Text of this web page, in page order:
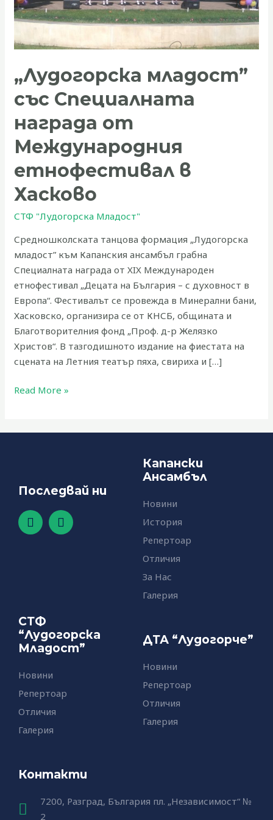
„Лудогорска младост”
със Специалната
награда от
Международния
етнофестивал в
Хасково
СТФ "Лудогорска Младост"
Средношколската танцова формация „Лудогорска
младост” към Капанския ансамбъл грабна
Специалната награда от XIX Международен
етнофестивал „Децата на България – с духовност в
Европа“. Фестивалът се провежда в Минерални бани,
Хасковско, организира се от КНСБ, общината и
Благотворителния фонд „Проф. д-р Желязко
Христов“. В тазгодишното издание на фиестата на
сцената на Летния театър пяха, свириха и […]
Международния
етнофестивал
в
Read More »
Последвай ни
F
a
c
-
f
Y
o
u
Капански
Ансамбъл
Новини
История
Репертоар
Отличия
За Нас
Галерия
СТФ
“Лудогорска
Младост”
Новини
Репертоар
Отличия
Галерия
ДТА “Лудогорче”
Новини
Репертоар
Отличия
Галерия
Контакти
7200, Разград, България пл. „Независимост“ №
2